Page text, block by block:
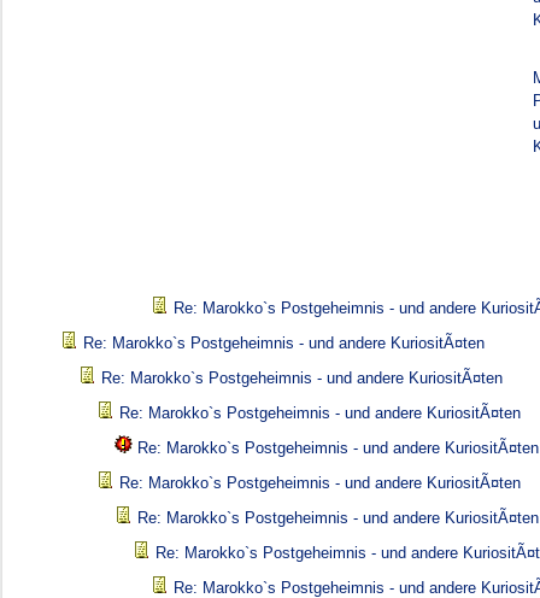
Re: Marokko`s Postgeheimnis - und andere
Re: Marokko`s Postgeheimnis - und andere KuriositÃ¤ten
Re: Marokko`s Postgeheimnis - und andere KuriositÃ¤ten
Re: Marokko`s Postgeheimnis - und andere KuriositÃ¤ten
Re: Marokko`s Postgeheimnis - und andere KuriositÃ¤ten
Re: Marokko`s Postgeheimnis - und andere KuriositÃ¤ten
Re: Marokko`s Postgeheimnis - und andere KuriositÃ¤ten
Re: Marokko`s Postgeheimnis - und andere
Re: Marokko`s Postgeheimnis - und andere